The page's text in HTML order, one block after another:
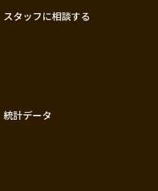
スタッフに相談する
統計データ